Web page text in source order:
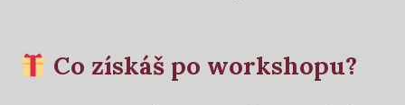
Co získáš po workshopu?